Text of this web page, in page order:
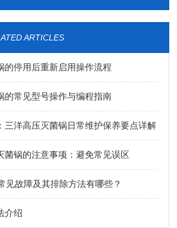
ARTICLES
的停用后重新启用操作流程
的常见型号操作与编程指南
三洋高压灭菌锅日常维护保养要点详解
菌锅的注意事项：避免常见误区
见故障及其排除方法有哪些？
介绍